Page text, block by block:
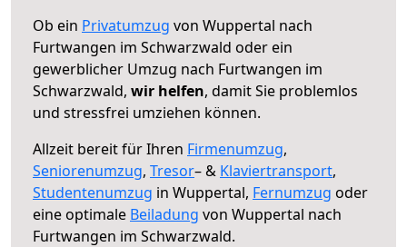
Ob ein Privatumzug von Wuppertal nach
Furtwangen im Schwarzwald oder ein
gewerblicher Umzug nach Furtwangen im
Schwarzwald, wir helfen, damit Sie problemlos
und stressfrei umziehen können.
Allzeit bereit für Ihren Firmenumzug,
Seniorenumzug, Tresor– & Klaviertransport,
Studentenumzug in Wuppertal, Fernumzug oder
eine optimale Beiladung von Wuppertal nach
Furtwangen im Schwarzwald.